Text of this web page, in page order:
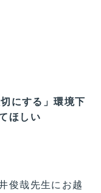
にする」環境下
ほしい
俊哉先生にお越